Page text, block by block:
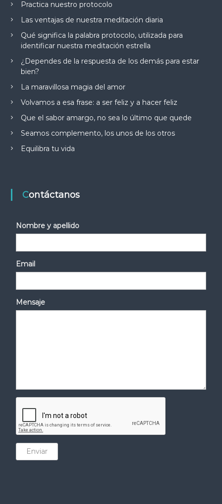
Practica nuestro protocolo
Las ventajas de nuestra meditación diaria
Qué significa la palabra protocolo, utilizada para
identificar nuestra meditación estrella
¿Dependes de la respuesta de los demás para estar
bien?
La maravillosa magia del amor
Volvamos a esa frase: a ser feliz y a hacer feliz
Que el sabor amargo, no sea lo último que quede
Seamos complemento, los unos de los otros
Equilibra tu vida
Contáctanos
Nombre y apellido
Email
Mensaje
Enviar